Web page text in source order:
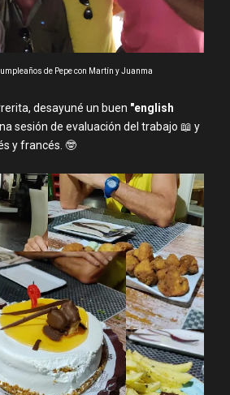
de Pepe con Martín y Juanma
desayuné un buen "english
sesión de evaluación del trabajo 📖 y
y francés. 🤓